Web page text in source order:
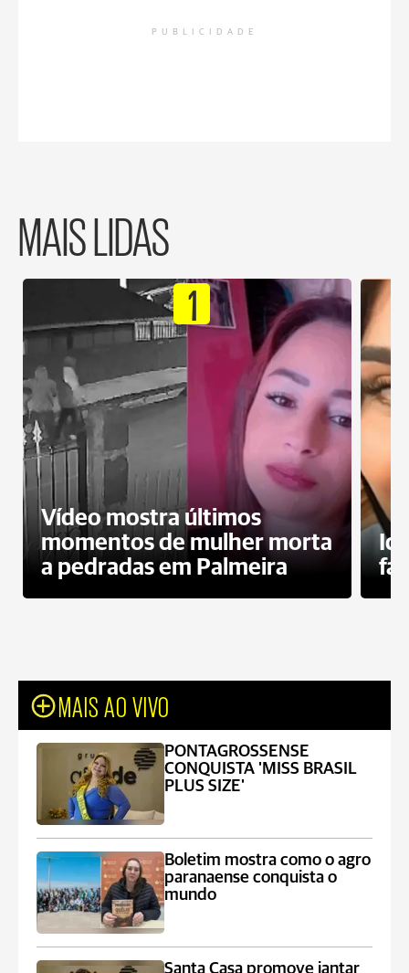
PUBLICIDADE
MAIS LIDAS
1
Vídeo mostra últimos
momentos de mulher morta
a pedradas em Palmeira
MAIS AO VIVO
PONTAGROSSENSE
CONQUISTA 'MISS BRASIL
PLUS SIZE'
Boletim mostra como o agro
paranaense conquista o
mundo
Santa Casa promove jantar